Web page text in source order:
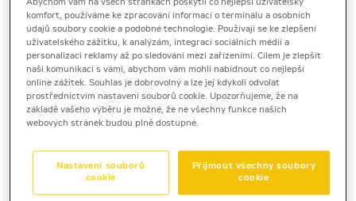
23 a více dnů
na dotaz bez DPH
na dotaz s DPH
Kauce
50 000 Kč
mobilní hrubotřídič
POWERSCREEN WARRIOR 800
Abychom vám na všech stránkách poskytli co nejlepší uživatelský
komfort, používáme ke zpracování informací o terminálu a osobních
údajů soubory cookie a podobné technologie. Používají se ke zlepšení
uživatelského zážitku, k analýzám, integraci sociálních médií a
personalizaci reklamy až po sledování mezi zařízeními. Cílem je zlepšit
naši komunikaci s vámi, abychom vám mohli nabídnout co nejlepší
online zážitek. Souhlas je dobrovolný a lze jej kdykoli odvolat
prostřednictvím nastavení souborů cookie. Upozorňujeme, že na
základě vašeho výběru je možné, že ne všechny funkce našich
webových stránek budou plně dostupné.
Přijmout všechny soubory
cookie
Nastavení souborů
cookie